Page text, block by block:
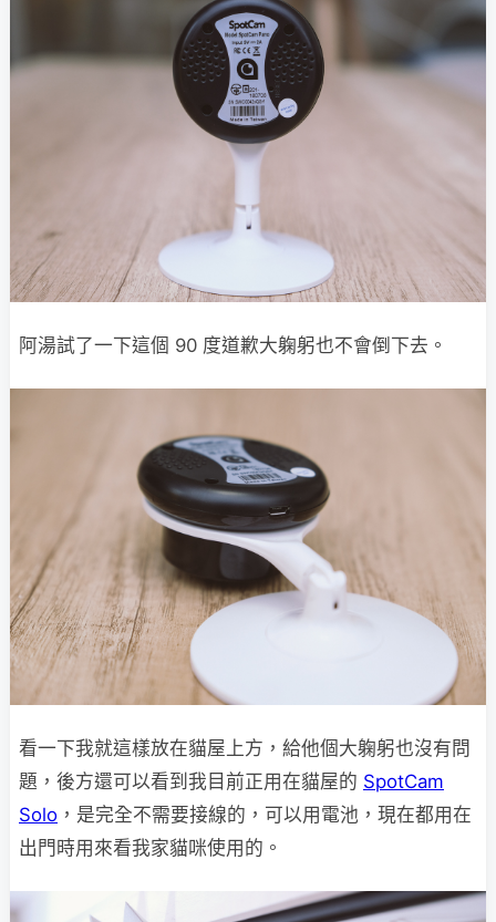
阿湯試了一下這個 90 度道歉大躹躬也不會倒下去。
看一下我就這樣放在貓屋上方，給他個大躹躬也沒有問
題，後方還可以看到我目前正用在貓屋的 SpotCam
Solo ，是完全不需要接線的，可以用電池，現在都用在
出門時用來看我家貓咪使用的。